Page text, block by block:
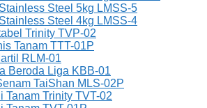
Steel 5kg LMSS-5
Steel 4kg LMSS-4
Trinity TVP-02
Tanam TTT-01P
RLM-01
Beroda Liga KBB-01
TaiShan MLS-02P
Tanam Trinity TVT-02